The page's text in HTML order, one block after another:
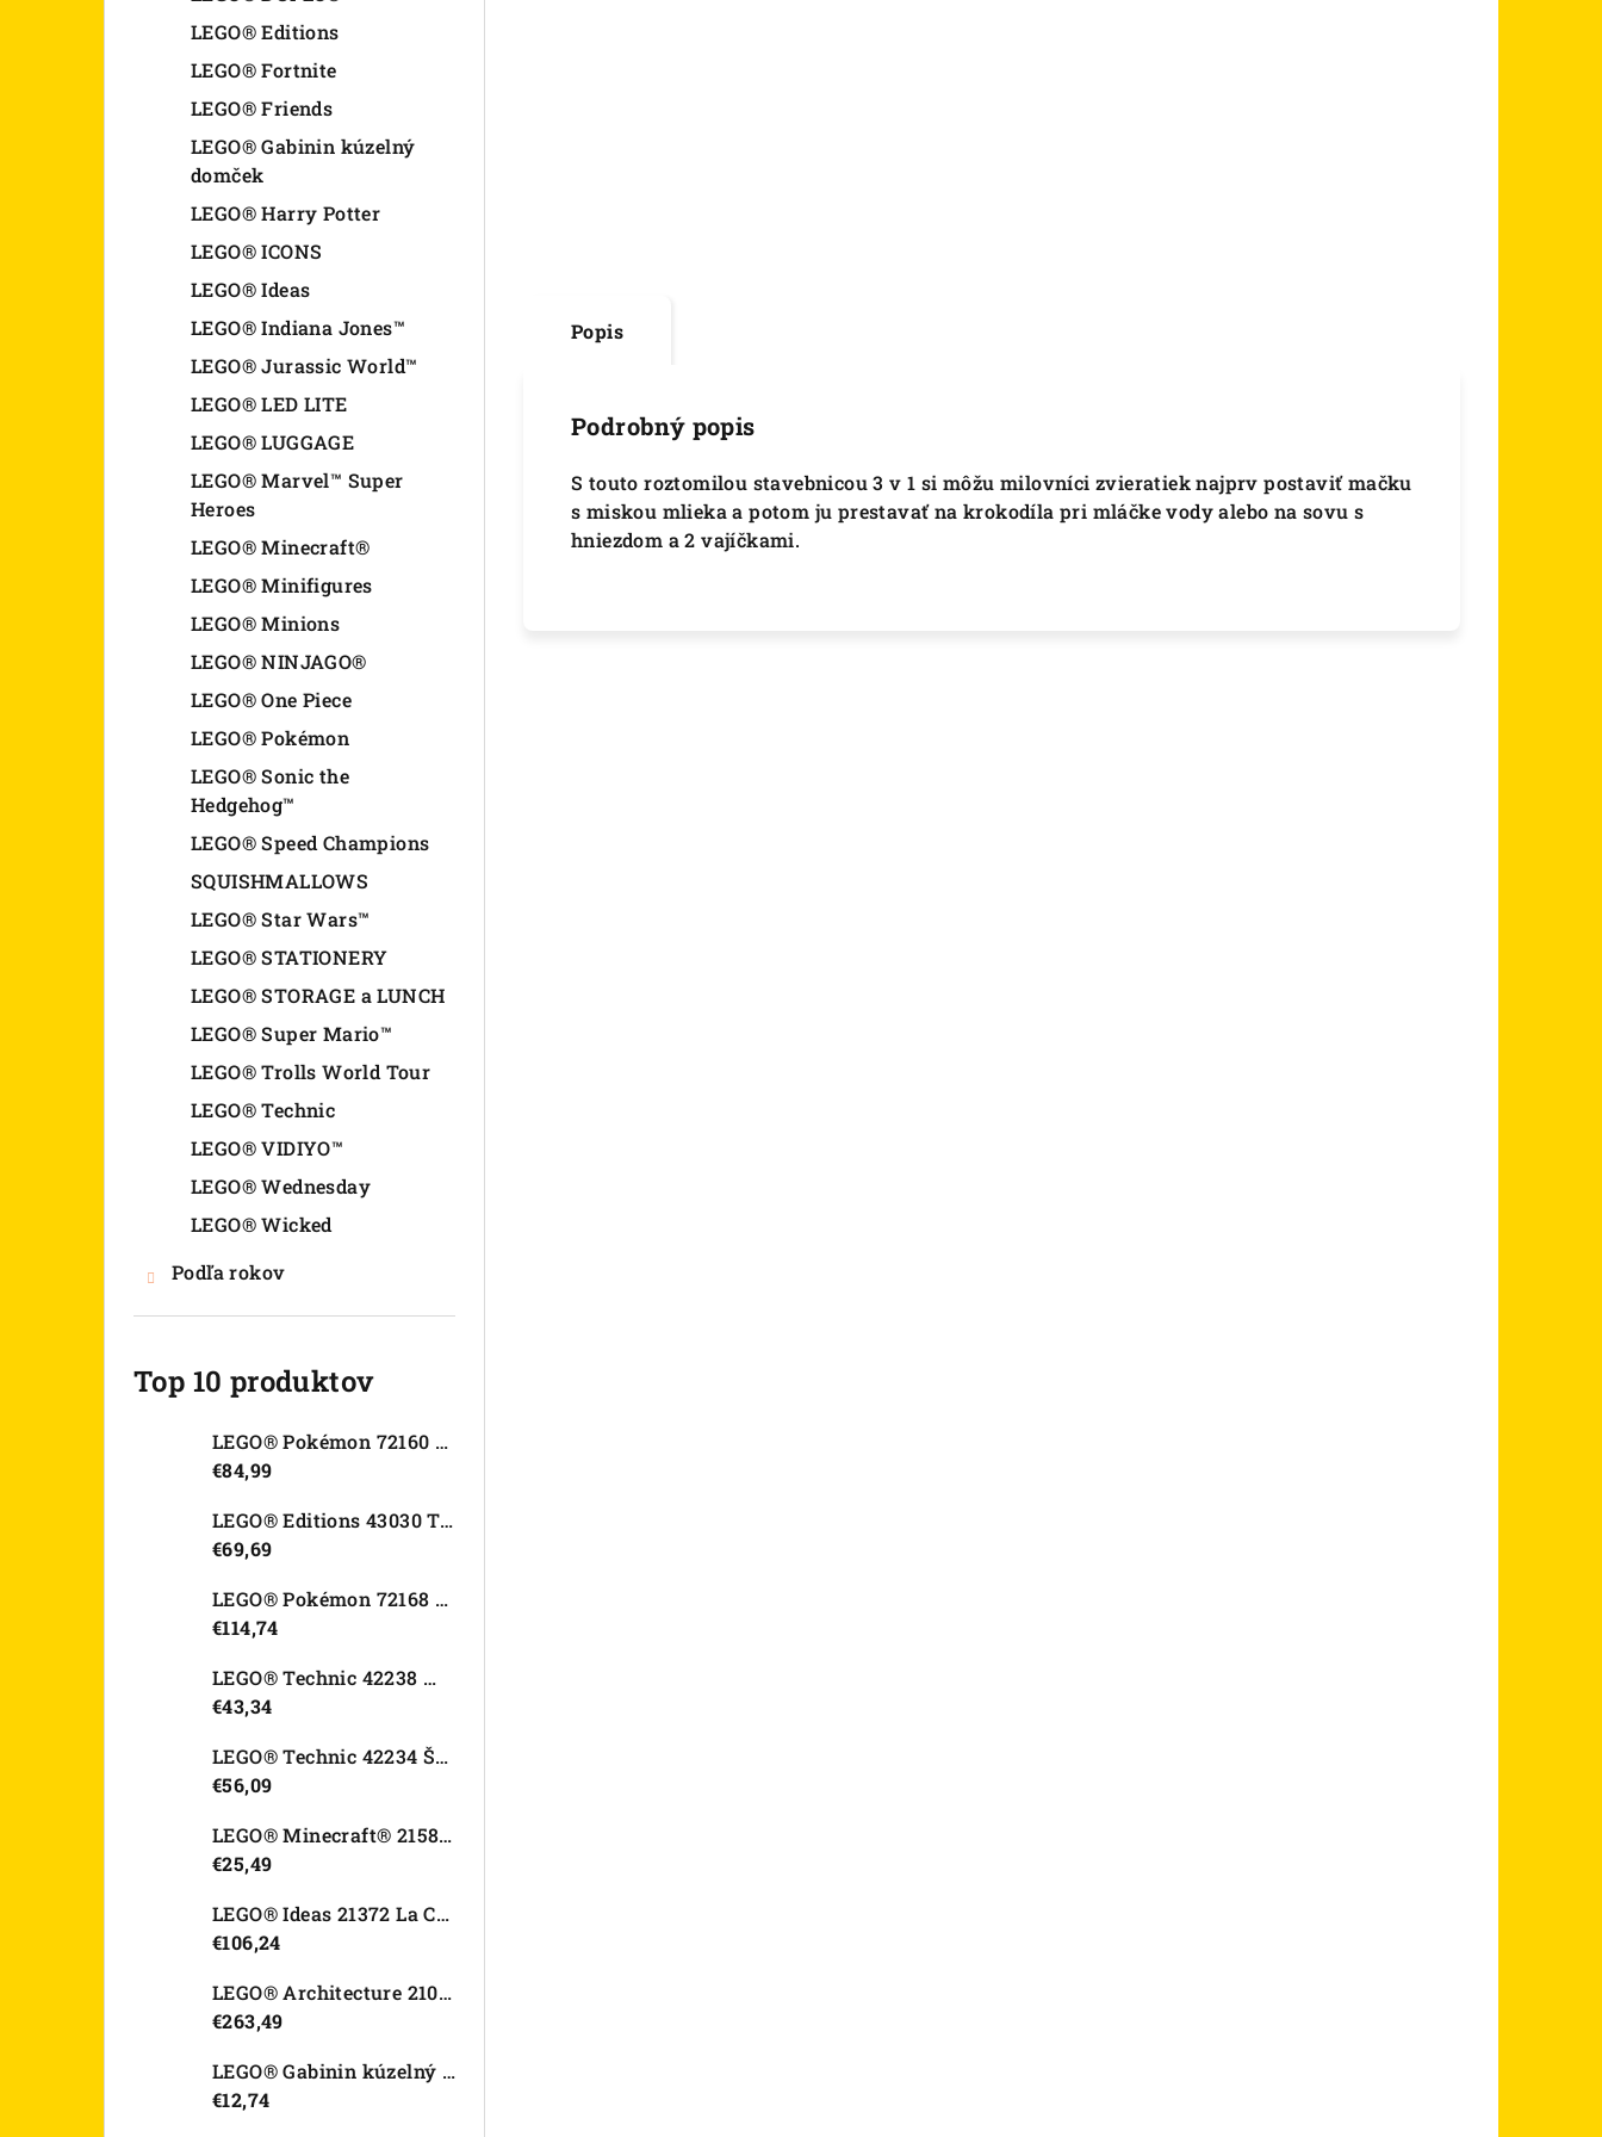
LEGO® Editions
LEGO® Fortnite
LEGO® Friends
LEGO® Gabinin kúzelný
domček
LEGO® Harry Potter
LEGO® ICONS
LEGO® Ideas
LEGO® Indiana Jones™
LEGO® Jurassic World™
LEGO® LED LITE
LEGO® LUGGAGE
LEGO® Marvel™ Super
Heroes
LEGO® Minecraft®
LEGO® Minifigures
LEGO® Minions
LEGO® NINJAGO®
LEGO® One Piece
LEGO® Pokémon
LEGO® Sonic the
Hedgehog™
LEGO® Speed Champions
SQUISHMALLOWS
LEGO® Star Wars™
LEGO® STATIONERY
LEGO® STORAGE a LUNCH
LEGO® Super Mario™
LEGO® Trolls World Tour
LEGO® Technic
LEGO® VIDIYO™
LEGO® Wednesday
LEGO® Wicked
Podľa rokov
Top 10 produktov
LEGO® Pokémon 72160 Arcanine
€84,99
LEGO® Editions 43030 Tajná skrýša Olivie Rodrigo
€69,69
LEGO® Pokémon 72168 Rayquaza
€114,74
LEGO® Technic 42238 Motorka Ducati Desmo450 MX Factory
€43,34
LEGO® Technic 42234 Športové auto Dodge Viper GTS-R
€56,09
LEGO® Minecraft® 21582 Kurací džokej
€25,49
LEGO® Ideas 21372 La Catrina
€106,24
LEGO® Architecture 21067 Tower Bridge
€263,49
LEGO® Gabinin kúzelný domček 11212 Záhradný domček Víly mačičky
€12,74
Popis
Podrobný popis
S touto roztomilou stavebnicou 3 v 1 si môžu milovníci zvieratiek najprv postaviť mačku
s miskou mlieka a potom ju prestavať na krokodíla pri mláčke vody alebo na sovu s
hniezdom a 2 vajíčkami.